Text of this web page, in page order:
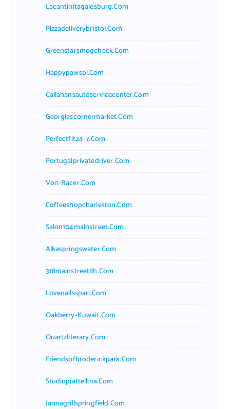
Lacantinitagalesburg.com
Pizzadeliverybristol.com
Greenstarsmogcheck.com
Happypawspl.com
Callahansautoservicecenter.com
Georgiascornermarket.com
Perfectfit24-7.com
Portugalprivatedriver.com
Von-Racer.com
Coffeeshopcharleston.com
Salon104mainstreet.com
Alkaspringswater.com
318mainstreet8h.com
Lovenailsspari.com
Oakberry-Kuwait.com
Quartzliterary.com
Friendsofbroderickpark.com
Studiopiattellina.com
Jannagrillspringfield.com